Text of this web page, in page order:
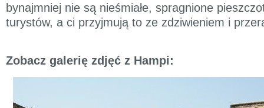
bynajmniej nie są nieśmiałe, spragnione
turystów, a ci przyjmują to ze zdziwieniem i
Zobacz galerię zdjęć z Hampi: